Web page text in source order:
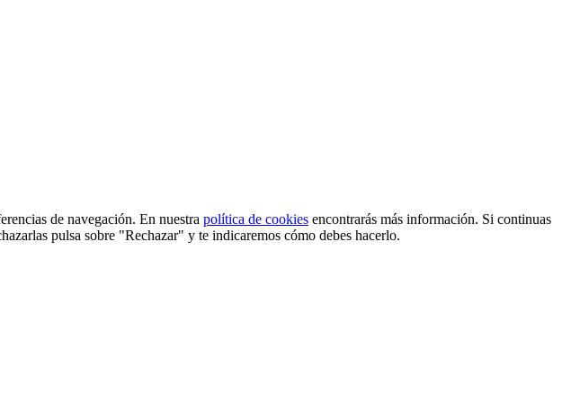
de navegación. En nuestra política de cookies encontrarás más información. Si continuas
pulsa sobre "Rechazar" y te indicaremos cómo debes hacerlo.